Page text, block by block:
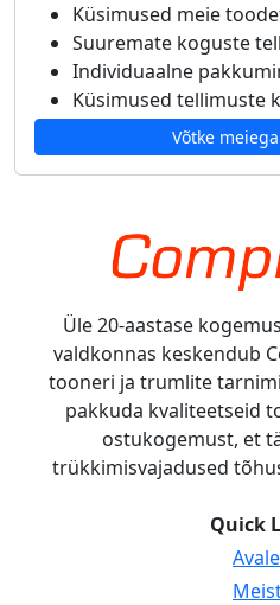
Küsimused meie
Suuremate koguste
Individuaalne
Küsimused tellimuste
Võtke
Üle 20-aastase
valdkonnas keskendub
tooneri ja trumlite
pakkuda kvaliteetseid
ostukogemust, et
trükkimisvajadused
Quick